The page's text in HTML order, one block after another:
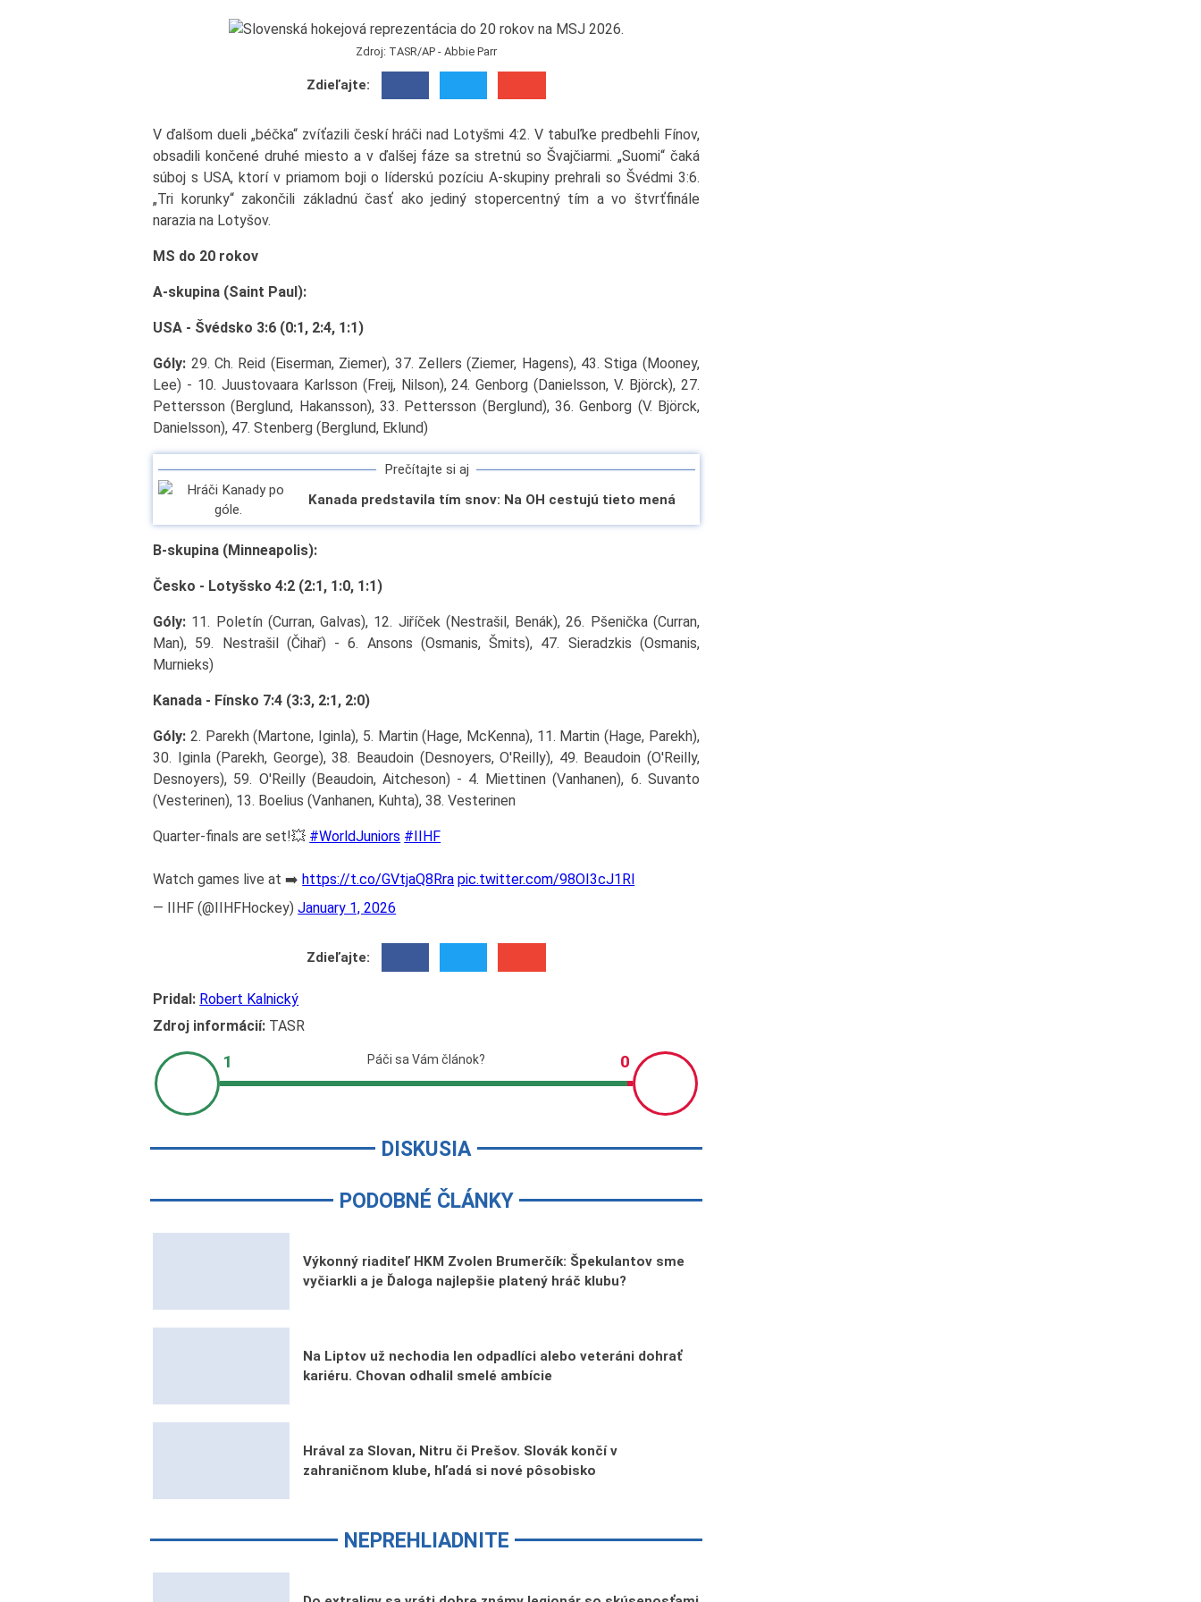
Zdroj: TASR/AP - Abbie Parr
Zdieľajte:
V ďalšom dueli „béčka“ zvíťazili českí hráči nad Lotyšmi 4:2. V tabuľke predbehli Fínov,
obsadili končené druhé miesto a v ďalšej fáze sa stretnú so Švajčiarmi. „Suomi“ čaká
súboj s USA, ktorí v priamom boji o líderskú pozíciu A-skupiny prehrali so Švédmi 3:6.
„Tri korunky“ zakončili základnú časť ako jediný stopercentný tím a vo štvrťfinále
narazia na Lotyšov.
MS do 20 rokov
A-skupina (Saint Paul):
USA - Švédsko 3:6 (0:1, 2:4, 1:1)
Góly: 29. Ch. Reid (Eiserman, Ziemer), 37. Zellers (Ziemer, Hagens), 43. Stiga (Mooney,
Lee) - 10. Juustovaara Karlsson (Freij, Nilson), 24. Genborg (Danielsson, V. Björck), 27.
Pettersson (Berglund, Hakansson), 33. Pettersson (Berglund), 36. Genborg (V. Björck,
Danielsson), 47. Stenberg (Berglund, Eklund)
Prečítajte si aj
Kanada predstavila tím snov: Na OH cestujú tieto mená
B-skupina (Minneapolis):
Česko - Lotyšsko 4:2 (2:1, 1:0, 1:1)
Góly: 11. Poletín (Curran, Galvas), 12. Jiříček (Nestrašil, Benák), 26. Pšenička (Curran,
Man), 59. Nestrašil (Čihař) - 6. Ansons (Osmanis, Šmits), 47. Sieradzkis (Osmanis,
Murnieks)
Kanada - Fínsko 7:4 (3:3, 2:1, 2:0)
Góly: 2. Parekh (Martone, Iginla), 5. Martin (Hage, McKenna), 11. Martin (Hage, Parekh),
30. Iginla (Parekh, George), 38. Beaudoin (Desnoyers, O'Reilly), 49. Beaudoin (O'Reilly,
Desnoyers), 59. O'Reilly (Beaudoin, Aitcheson) - 4. Miettinen (Vanhanen), 6. Suvanto
(Vesterinen), 13. Boelius (Vanhanen, Kuhta), 38. Vesterinen
Quarter-finals are set!💥 #WorldJuniors #IIHF
Watch games live at ➡️ https://t.co/GVtjaQ8Rra pic.twitter.com/98OI3cJ1Rl
— IIHF (@IIHFHockey)January 1, 2026
Zdieľajte:
Pridal: Robert Kalnický
Zdroj informácií: TASR
DISKUSIA
PODOBNÉ ČLÁNKY
Výkonný riaditeľ HKM Zvolen Brumerčík: Špekulantov sme
vyčiarkli a je Ďaloga najlepšie platený hráč klubu?
Na Liptov už nechodia len odpadlíci alebo veteráni dohrať
kariéru. Chovan odhalil smelé ambície
Hrával za Slovan, Nitru či Prešov. Slovák končí v
zahraničnom klube, hľadá si nové pôsobisko
NEPREHLIADNITE